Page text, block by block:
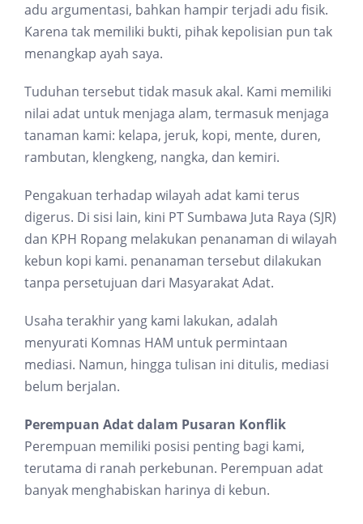
adu argumentasi, bahkan hampir terjadi adu fisik.
Karena tak memiliki bukti, pihak kepolisian pun tak
menangkap ayah saya.
Tuduhan tersebut tidak masuk akal. Kami memiliki
nilai adat untuk menjaga alam, termasuk menjaga
tanaman kami: kelapa, jeruk, kopi, mente, duren,
rambutan, klengkeng, nangka, dan kemiri.
Pengakuan terhadap wilayah adat kami terus
digerus. Di sisi lain, kini PT Sumbawa Juta Raya (SJR)
dan KPH Ropang melakukan penanaman di wilayah
kebun kopi kami. penanaman tersebut dilakukan
tanpa persetujuan dari Masyarakat Adat.
Usaha terakhir yang kami lakukan, adalah
menyurati Komnas HAM untuk permintaan
mediasi. Namun, hingga tulisan ini ditulis, mediasi
belum berjalan.
Perempuan Adat dalam Pusaran Konflik
Perempuan memiliki posisi penting bagi kami,
terutama di ranah perkebunan. Perempuan adat
banyak menghabiskan harinya di kebun.